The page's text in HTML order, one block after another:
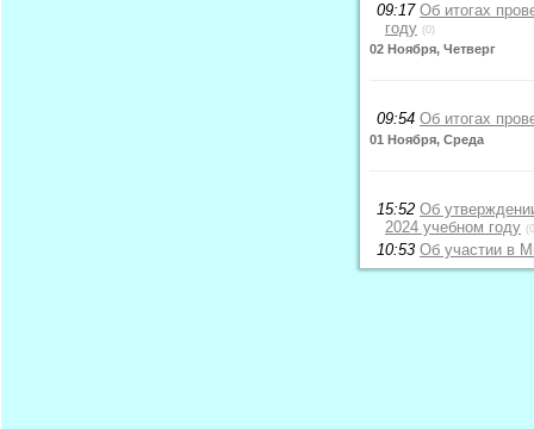
09:17 Об итогах
году (0)
02 Ноября, Четверг
09:54 Об итогах
01 Ноября, Среда
15:52 Об
2024 учебном году
10:53 Об участии в